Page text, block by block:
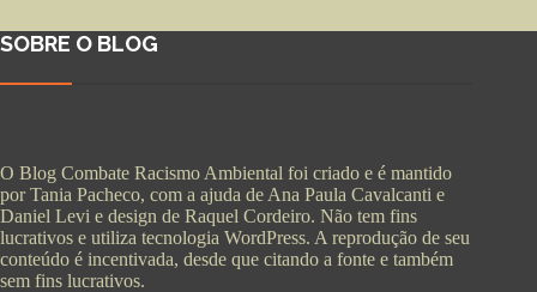
SOBRE O BLOG
O Blog Combate Racismo Ambiental foi criado e é mantido
por Tania Pacheco, com a ajuda de Ana Paula Cavalcanti e
Daniel Levi e design de Raquel Cordeiro. Não tem fins
lucrativos e utiliza tecnologia WordPress. A reprodução de seu
conteúdo é incentivada, desde que citando a fonte e também
sem fins lucrativos.